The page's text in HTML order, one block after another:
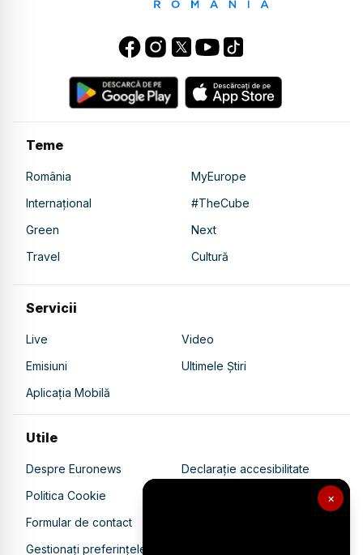
×
Teme
România
MyEurope
Internațional
#TheCube
Green
Next
Travel
Cultură
Servicii
Live
Video
Emisiuni
Ultimele Știri
Aplicația Mobilă
Utile
Despre Euronews
Declarație accesibilitate
Politica Cookie
Politica de confidențialitate
Formular de contact
Gestionați preferințele